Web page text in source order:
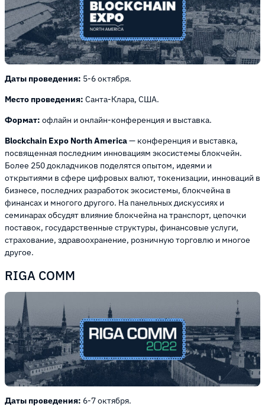
Даты проведения: 5-6 октября.
Место проведения: Санта-Клара, США.
Формат: офлайн и онлайн-конференция и выставка.
Blockchain Expo North America— конференция и выставка,
посвященная последним инновациям экосистемы блокчейн.
Более 250 докладчиков поделятся опытом, идеями и
открытиями в сфере цифровых валют, токенизации, инноваций в
бизнесе, последних разработок экосистемы, блокчейна в
финансах и многого другого. На панельных дискуссиях и
семинарах обсудят влияние блокчейна на транспорт, цепочки
поставок, государственные структуры, финансовые услуги,
страхование, здравоохранение, розничную торговлю и многое
другое.
RIGA COMM
Даты проведения: 6-7 октября.